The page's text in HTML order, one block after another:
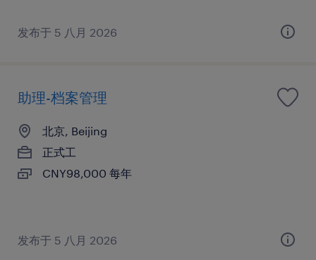
发布于 5 八月 2026
助理-档案管理
北京, Beijing
正式工
CNY98,000 每年
发布于 5 八月 2026